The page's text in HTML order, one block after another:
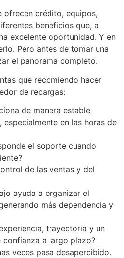
ofrecen crédito, equipos,
beneficios que, a
excelente oportunidad. Y en
Pero antes de tomar una
el panorama completo.
que recomiendo hacer
de recargas:
de manera estable
en las horas de
el soporte cuando
de las ventas y del
ayuda a organizar el
más dependencia y
trayectoria y un
confianza a largo plazo?
veces pasa desapercibido.